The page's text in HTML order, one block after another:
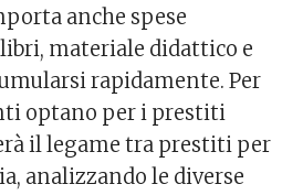
anche spese
materiale didattico e
rapidamente. Per
optano per i prestiti
il legame tra prestiti per
analizzando le diverse